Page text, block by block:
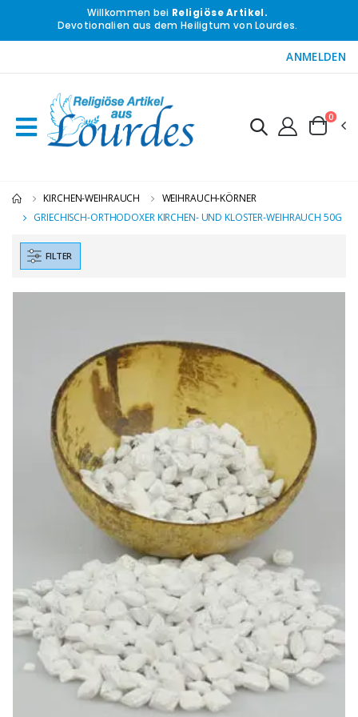
Willkommen bei Religiöse Artikel.
Devotionalien aus dem Heiligtum von Lourdes.
ANMELDEN
0
KIRCHEN-WEIHRAUCH
WEIHRAUCH-KÖRNER
GRIECHISCH-ORTHODOXER KIRCHEN- UND KLOSTER-WEIHRAUCH 50G
FILTER